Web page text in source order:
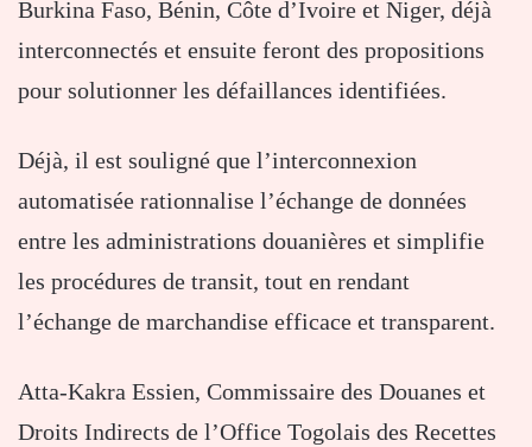
Burkina Faso, Bénin, Côte d’Ivoire et Niger, déjà
interconnectés et ensuite feront des propositions
pour solutionner les défaillances identifiées.
Déjà, il est souligné que l’interconnexion
automatisée rationnalise l’échange de données
entre les administrations douanières et simplifie
les procédures de transit, tout en rendant
l’échange de marchandise efficace et transparent.
Atta-Kakra Essien, Commissaire des Douanes et
Droits Indirects de l’Office Togolais des Recettes